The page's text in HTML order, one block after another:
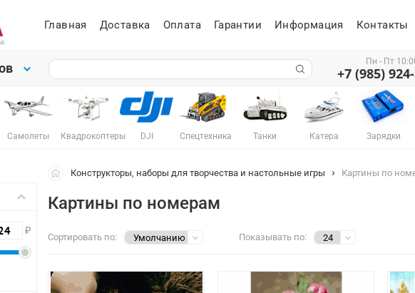
Главная Доставка Оплата Гарантии Информация Контакты
Пн - Пт
+7 (985)
Самолеты Квадрокоптеры DJI Спецтехника Танки Катера Зарядки
₽
Конструкторы, наборы для творчества и настольные игры Картины по
Картины по номерам
Сортировать по: Показывать по: